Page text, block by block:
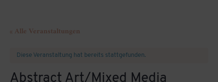
« Alle Veranstaltungen
Diese Veranstaltung hat bereits stattgefunden.
Abstract Art/Mixed Media